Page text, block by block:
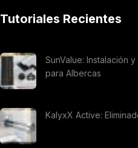
Tutoriales Recientes
SunValue: Instalación
para Albercas
KalyxX Active: